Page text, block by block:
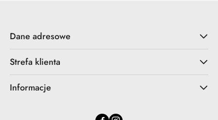
Dane adresowe
Strefa klienta
Informacje